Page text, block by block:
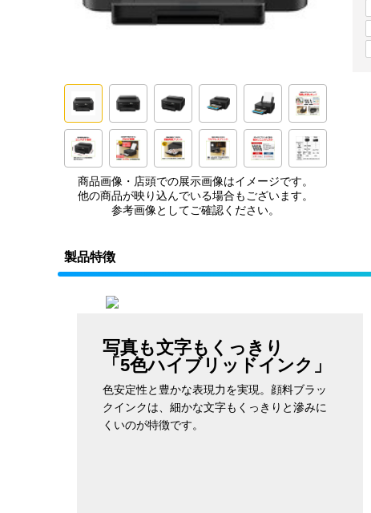
商品画像・店頭での展示画像はイメージです。
他の商品が映り込んでいる場合もございます。
参考画像としてご確認ください。
製品特徴
写真も文字もくっきり
「5色ハイブリッドインク」
色安定性と豊かな表現力を実現。顔料ブラッ
クインクは、細かな文字もくっきりと滲みに
くいのが特徴です。